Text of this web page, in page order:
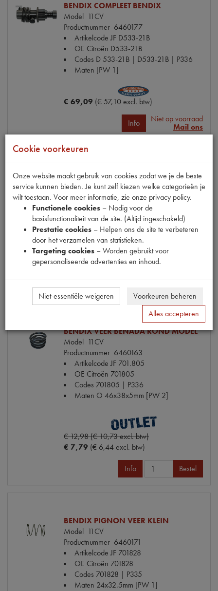
BENDIX COMPLEET BENDIX
Model 11CV
Productnummer 6460177
Artikelcode JF D533-21B
OE Citroën D533-21B
Codes D 533-21B | D533-21B | P336
Maten [PW 1]
€ 69,09 (€ 57,10 excl. btw)
Info
Niet op voorraad
Mail ons
BENDIX PIGNON VEERKLEIN BENADA
Model11CV
Productnummer6460155
Artikelcode JF701800
OE Citroën 701800
Codes 701800 | P336
Maten O 23x32mm [PW 1]
€ 17,77
(€ 14,69 excl. btw)
Info Bestel
BENDIX VEER BENADA ROND MODEL
Model 11CV
Productnummer 6460163
Artikelcode JF 701.805
OE Citroën 701805
Codes 701805 | P336
Maten O 46x38x5mm [PW 2]
€ 12,98 (€ 10,73 excl. btw)
€ 7,79 (€ 6,44 excl. btw)
Info Bestel
BENDIX PIGNON VEER KLEIN
Model 11CV
Productnummer 6460171
Artikelcode JF 701828
OE Citroën 701828
Codes 701828 | P335
Maten 24x32.5mm [PW 1]
Cookie voorkeuren
Onze website maakt gebruik van cookies zodat we je de beste
service kunnen bieden. Je kunt zelf kiezen welke categorieën je
wilt toestaan. Voor meer informatie, zie onze privacy policy.
Functionele cookies – Nodig voor de
basisfunctionaliteit van de site. (Altijd ingeschakeld)
Prestatie cookies – Helpen ons de site te verbeteren
door het verzamelen van statistieken.
Targeting cookies – Worden gebruikt voor
gepersonaliseerde advertenties en inhoud.
Niet-essentiële weigeren
Voorkeuren beheren
Alles accepteren